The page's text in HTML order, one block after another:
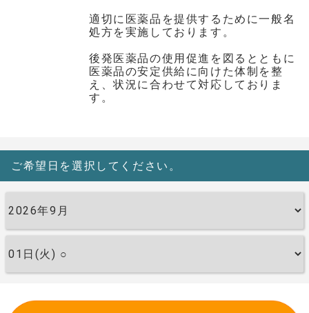
適切に医薬品を提供するために一般名
処方を実施しております。
後発医薬品の使用促進を図るとともに
医薬品の安定供給に向けた体制を整
え、状況に合わせて対応しておりま
す。
ご希望日を選択してください。